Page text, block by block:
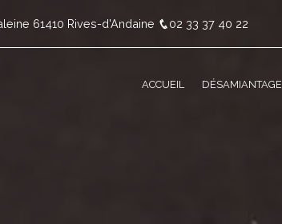
61410 Rives-d'Andaine 02 33 37 40 22
ACCUEIL DÉSAMIANTAGE